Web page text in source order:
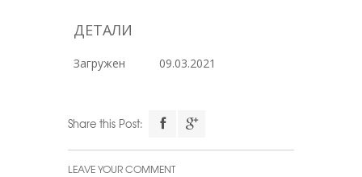
ДЕТАЛИ
Загружен 09.03.2021
Share this Post:
LEAVE YOUR COMMENT